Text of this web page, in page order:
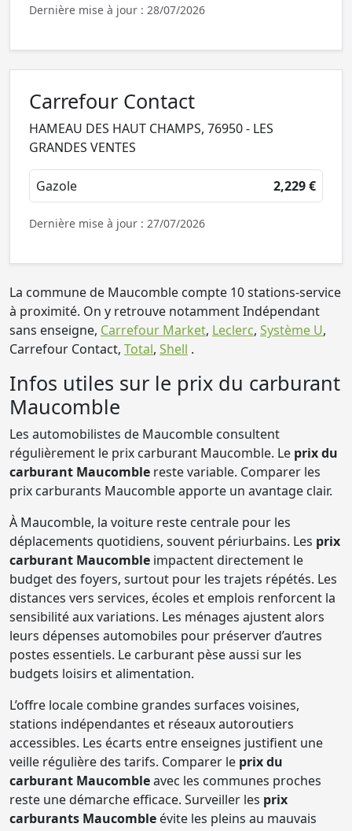
Dernière mise à jour : 28/07/2026
Carrefour Contact
HAMEAU DES HAUT CHAMPS, 76950 - LES
GRANDES VENTES
Gazole 2,229 €
Dernière mise à jour : 27/07/2026
La commune de Maucomble compte 10 stations-service
à proximité. On y retrouve notamment Indépendant
sans enseigne, Carrefour Market, Leclerc, Système U,
Carrefour Contact, Total, Shell .
Infos utiles sur le prix du carburant
Maucomble
Les automobilistes de Maucomble consultent
régulièrement le prix carburant Maucomble. Le prix du
carburant Maucomble reste variable. Comparer les
prix carburants Maucomble apporte un avantage clair.
À Maucomble, la voiture reste centrale pour les
déplacements quotidiens, souvent périurbains. Les prix
carburant Maucomble impactent directement le
budget des foyers, surtout pour les trajets répétés. Les
distances vers services, écoles et emplois renforcent la
sensibilité aux variations. Les ménages ajustent alors
leurs dépenses automobiles pour préserver d’autres
postes essentiels. Le carburant pèse aussi sur les
budgets loisirs et alimentation.
L’offre locale combine grandes surfaces voisines,
stations indépendantes et réseaux autoroutiers
accessibles. Les écarts entre enseignes justifient une
veille régulière des tarifs. Comparer le prix du
carburant Maucombleavec les communes proches
reste une démarche efficace. Surveiller les prix
carburants Maucomble évite les pleins au mauvais